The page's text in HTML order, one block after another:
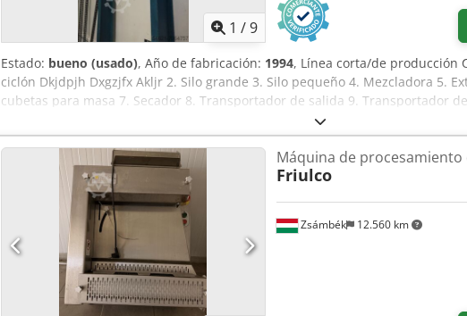
1 /9
Estado: bueno (usado), Año de fabricación: 1994, Línea corta/de producción
ciclón Dkjdpjh Dxgzjfx Akljr 2. Silo grande 3. Silo pequeño 4. Mezcladora 5.
cubetas para masa 7. Secador 8. Transportador de salida 9. Transportador
unidades 10. Elevador (al final de la línea) 11. Transportador, cinta de
control 13. Armarios eléctricos NOTA: Precio promocional: 30 000 EUR
Zsámbék 12.560 km
Máquina de procesamiento
Friulco